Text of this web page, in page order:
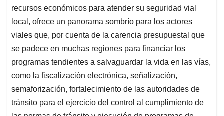
recursos económicos para atender su seguridad vial
local, ofrece un panorama sombrío para los actores
viales que, por cuenta de la carencia presupuestal que
se padece en muchas regiones para financiar los
programas tendientes a salvaguardar la vida en las vías,
como la fiscalización electrónica, señalización,
semaforización, fortalecimiento de las autoridades de
tránsito para el ejercicio del control al cumplimiento de